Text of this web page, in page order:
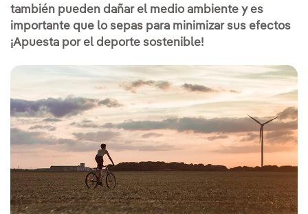
también pueden dañar el medio ambiente y es
importante que lo sepas para minimizar sus efectos
¡Apuesta por el deporte sostenible!